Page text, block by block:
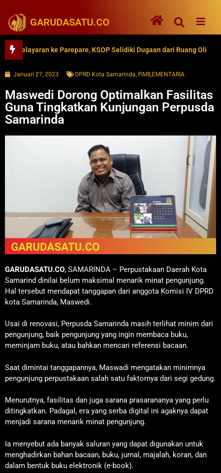
GARUDASATU.CO
ke Parepare, KSOP Selidiki Dugaan dari Ruang Oli
Januari 27, 2023 DPRD Kota Samarinda, PARLEMENTARIA
Maswedi Dorong Optimalkan Fasilitas
Guna Tingkatkan Kunjungan Perpusda
Samarinda
GARUDASATU.CO, SAMARINDA – Perpustakaan Daerah Kota
Samarind dinilai belum maksimal menarik minat pengunjung.
Hal tersebut mendapat tanggapan dari anggota Komisi IV DPRD
kota Samarinda, Maswedi.
Usai di renovasi, Perpusda Samarinda masih terlihat minim dari
pengunjung, baik pengunjung yang ingin membaca buku,
meminjam buku, atau bahkan mencari referensi bacaan.
Saat dimintai tanggapannya, Maswadi mengatakan minimnya
pengunjung perpustakaan salah satu faktornya dari segi gedung.
Menurutnya, fasilitas dan juga sarana prasarananya yang perlu
ditingkatkan. Padagal, era yang serba digital ini agaknya dapat
menjadi sarana menarik minat pengunjung.
Ia menyebut ada banyak saluran yang dapat digunakan untuk
menghadirkan bahan bacaan, buku, jurnal, majalah, koran, dan
dalam bentuk buku elektronik (e-book).